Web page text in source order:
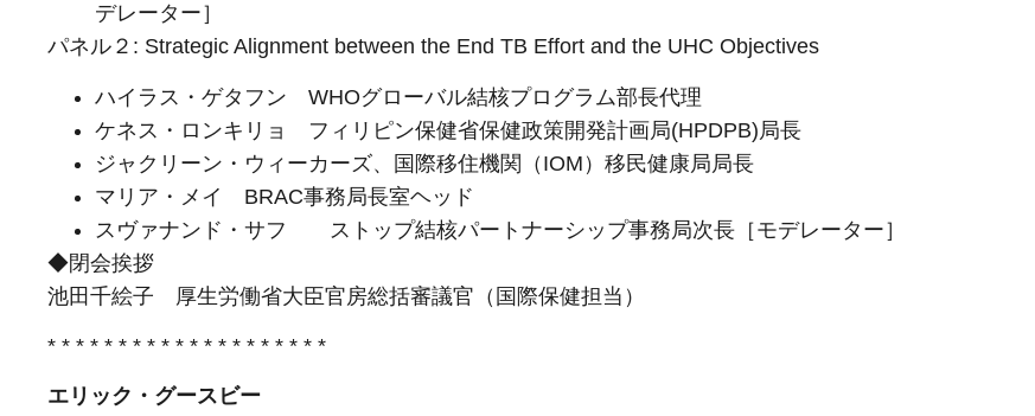
デレーター］
パネル２: Strategic Alignment between the End TB Effort and the UHC Objectives
ハイラス・ゲタフン WHOグローバル結核プログラム部長代理
ケネス・ロンキリョ フィリピン保健省保健政策開発計画局(HPDPB)局長
ジャクリーン・ウィーカーズ、国際移住機関（IOM）移民健康局局長
マリア・メイ BRAC事務局長室ヘッド
スヴァナンド・サフ ストップ結核パートナーシップ事務局次長［モデレーター］
◆閉会挨拶
池田千絵子 厚生労働省大臣官房総括審議官（国際保健担当）
* * * * * * * * * * * * * * * * * * * *
エリック・グースビー